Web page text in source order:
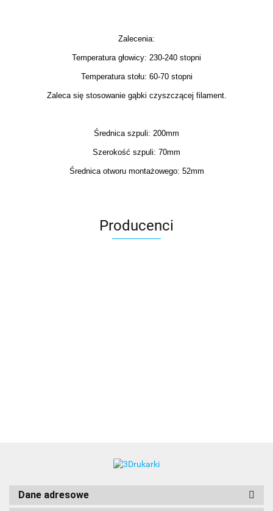
Zalecenia:
Temperatura głowicy: 230-240 stopni
Temperatura stołu: 60-70 stopni
Zaleca się stosowanie gąbki czyszczącej filament.
Średnica szpuli: 200mm
Szerokość szpuli: 70mm
Średnica otworu montażowego: 52mm
Producenci
Dane adresowe